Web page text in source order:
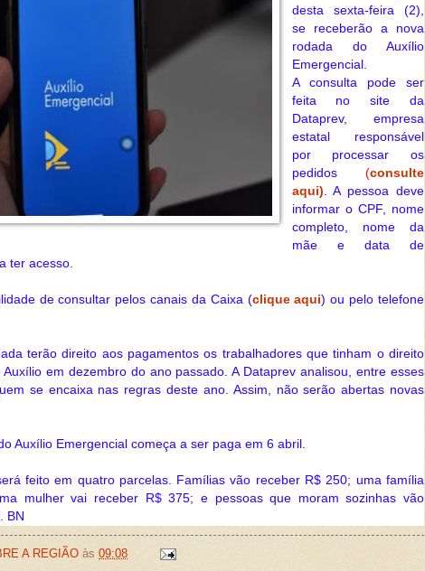
desta sexta-feira (2),
se receberão a nova
rodada do Auxílio
Emergencial.
A consulta pode ser
feita no site da
Dataprev, empresa
estatal responsável
por processar os
pedidos (consulte
aqui) . A pessoa deve
informar o CPF, nome
completo, nome da
mãe e data de
ter acesso.
de consultar pelos canais da Caixa (clique aqui) ou pelo telefone
terão direito aos pagamentos os trabalhadores que tinham o direito
Auxílio em dezembro do ano passado. A Dataprev analisou, entre esses
se encaixa nas regras deste ano. Assim, não serão abertas novas
Auxílio Emergencial começa a ser paga em 6 abril.
feito em quatro parcelas. Famílias vão receber R$ 250; uma família
mulher vai receber R$ 375; e pessoas que moram sozinhas vão
BN
A REGIÃO às 09:08